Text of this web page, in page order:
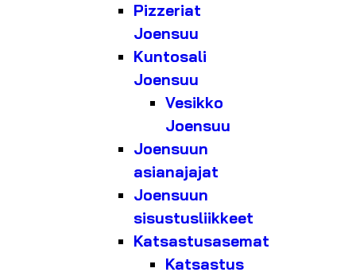
Pizzeriat
Joensuu
Kuntosali
Joensuu
Vesikko
Joensuu
Joensuun
asianajajat
Joensuun
sisustusliikkeet
Katsastusasemat
Katsastus